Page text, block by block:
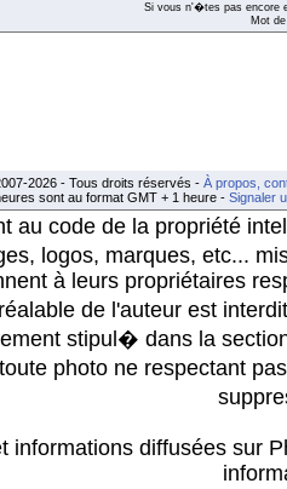
Si vous n'�tes pas encore
Mot
2026 - Tous droits réservés - À propos,
sont au format GMT + 1 heure - Signaler
au code de la propriété
logos, marques, etc...
à leurs propriétaires
de l'auteur est
stipul� dans la
photo ne respectant
informations diffusées sur